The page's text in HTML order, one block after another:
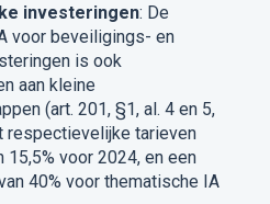
investeringen: De
voor beveiligings- en
is ook
aan kleine
(art. 201, §1, al. 4 en 5,
respectievelijke tarieven
15,5% voor 2024, en een
40% voor thematische IA